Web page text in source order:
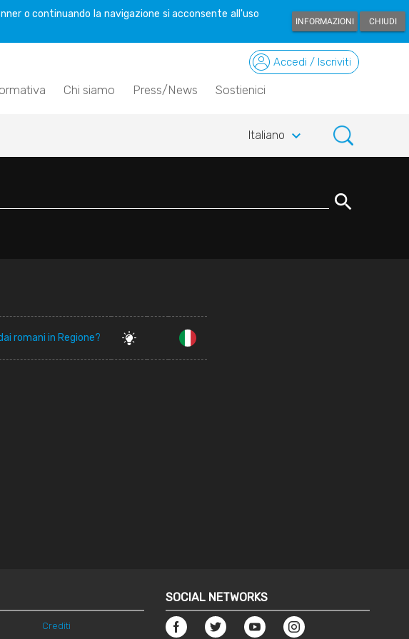
o continuando la navigazione si acconsente all'uso
INFORMAZIONI CHIUDI
Chi siamo Press/News Sostienici
Accedi / Iscriviti
Italiano keyboard_arrow_down
search
romani in Regione?
Crediti
SOCIAL NETWORKS